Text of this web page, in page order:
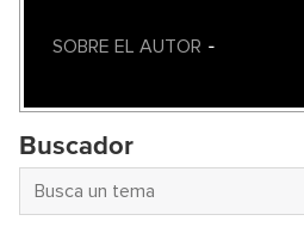
SOBRE EL AUTOR -
Buscador